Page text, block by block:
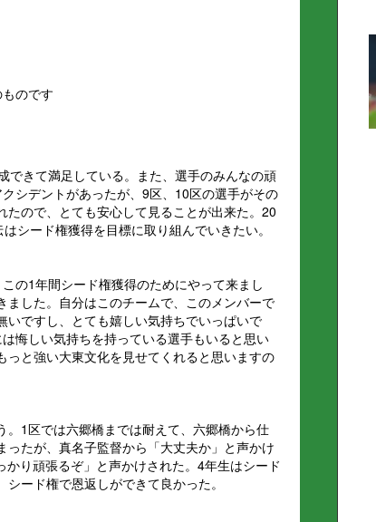
のです
できて満足している。また、選手のみんなの頑
シデントがあったが、9区、10区の選手がその
ので、とても安心して見ることが出来た。20
シード権獲得を目標に取り組んでいきたい。
の1年間シード権獲得のためにやって来まし
した。自分はこのチームで、このメンバーで
ですし、とても嬉しい気持ちでいっぱいで
悔しい気持ちを持っている選手もいると思い
と強い大東文化を見せてくれると思いますの
1区では六郷橋までは耐えて、六郷橋から仕
たが、真名子監督から「大丈夫か」と声かけ
り頑張るぞ」と声かけされた。4年生はシード
ード権で恩返しができて良かった。